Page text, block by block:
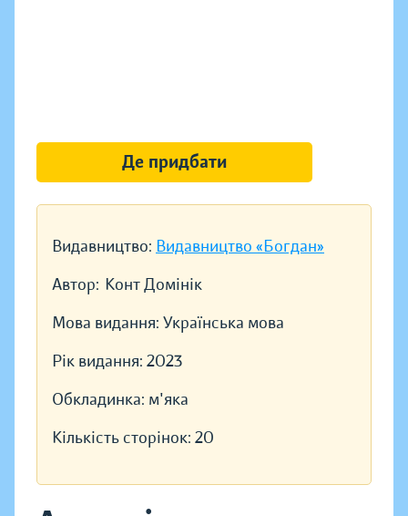
Видавництво: Видавництво «Богдан»
Автор: Конт Домінік
Мова видання: Українська мова
Рік видання: 2023
Обкладинка: м'яка
Кількість сторінок: 20
Де придбати